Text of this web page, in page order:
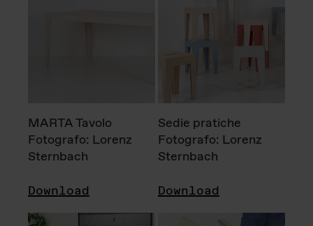
MARTA Tavolo
Fotografo: Lorenz
Sternbach
Download
Sedie pratiche
Fotografo: Lorenz
Sternbach
Download